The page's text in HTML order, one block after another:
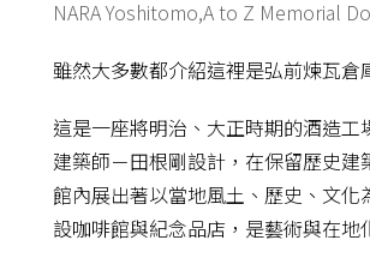
NARA Yoshitomo,A to Z Memorial
雖然大多數都介紹這裡是弘前煉瓦
這是一座將明治、大正時期的酒造
建築師－田根剛設計，在保留歷史
館內展出著以當地風土、歷史、文
設咖啡館與紀念品店，是藝術與在地